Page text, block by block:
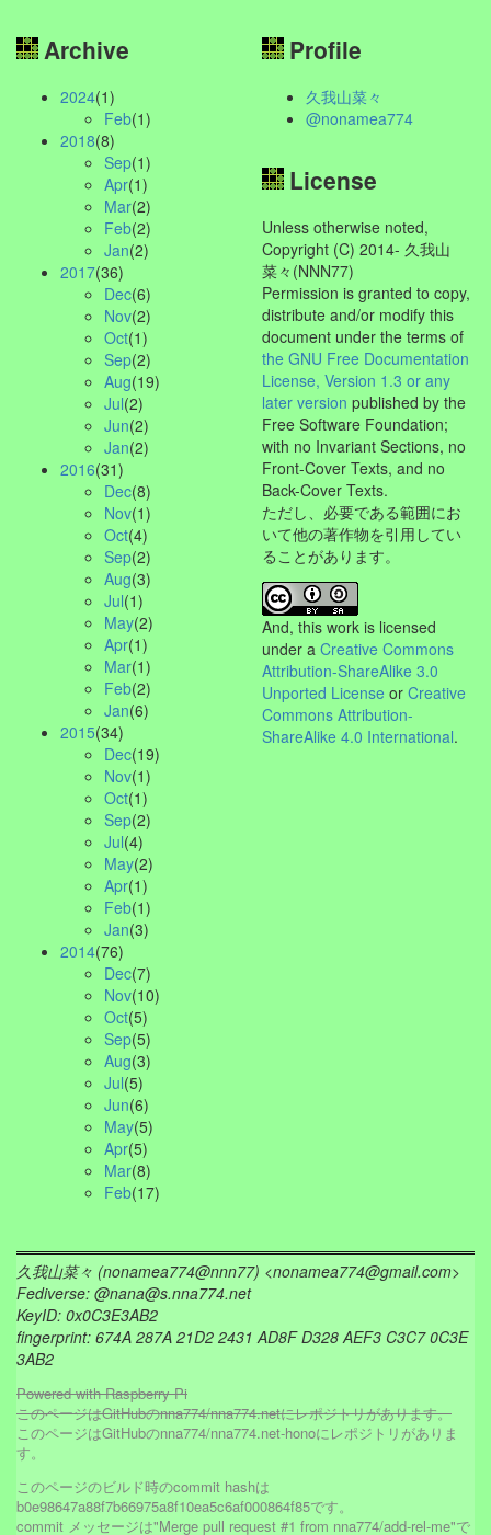
Archive
2024(1)
Feb(1)
2018(8)
Sep(1)
Apr(1)
Mar(2)
Feb(2)
Jan(2)
2017(36)
Dec(6)
Nov(2)
Oct(1)
Sep(2)
Aug(19)
Jul(2)
Jun(2)
Jan(2)
2016(31)
Dec(8)
Nov(1)
Oct(4)
Sep(2)
Aug(3)
Jul(1)
May(2)
Apr(1)
Mar(1)
Feb(2)
Jan(6)
2015(34)
Dec(19)
Nov(1)
Oct(1)
Sep(2)
Jul(4)
May(2)
Apr(1)
Feb(1)
Jan(3)
2014(76)
Dec(7)
Nov(10)
Oct(5)
Sep(5)
Aug(3)
Jul(5)
Jun(6)
May(5)
Apr(5)
Mar(8)
Feb(17)
Profile
久我山菜々
@nonamea774
License
Unless otherwise noted,
Copyright (C) 2014- 久我山
菜々(NNN77)
Permission is granted to copy,
distribute and/or modify this
document under the terms of
the GNU Free Documentation
License, Version 1.3 or any
later version published by the
Free Software Foundation;
with no Invariant Sections, no
Front-Cover Texts, and no
Back-Cover Texts.
ただし、必要である範囲にお
いて他の著作物を引用してい
ることがあります。
And, this work is licensed
under a Creative Commons
Attribution-ShareAlike 3.0
Unported License or Creative
Commons Attribution-
ShareAlike 4.0 International.
久我山菜々 (nonamea774@nnn77) <nonamea774@gmail.com>
Fediverse: @nana@s.nna774.net
KeyID: 0x0C3E3AB2
fingerprint: 674A 287A 21D2 2431 AD8F D328 AEF3 C3C7 0C3E
3AB2
Powered with Raspberry Pi
このページはGitHubのnna774/nna774.netにレポジトリがあります。
このページはGitHubのnna774/nna774.net-honoにレポジトリがありま
す。
このページのビルド時のcommit hashは
b0e98647a88f7b66975a8f10ea5c6af000864f85です。
commit メッセージは"Merge pull request #1 from nna774/add-rel-me"で